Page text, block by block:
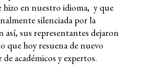
hizo en nuestro idioma, y que
silenciada por la
sus representantes dejaron
que hoy resuena de nuevo
de académicos y expertos.